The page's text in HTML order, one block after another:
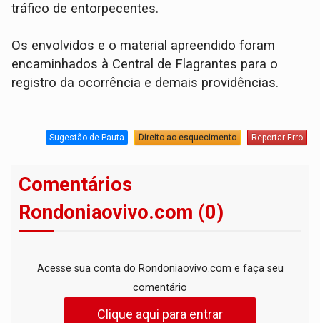
tráfico de entorpecentes.
Os envolvidos e o material apreendido foram
encaminhados à Central de Flagrantes para o
registro da ocorrência e demais providências.
Sugestão de Pauta Direito ao esquecimento Reportar Erro
Comentários
Rondoniaovivo.com (0)
Acesse sua conta do Rondoniaovivo.com e faça seu
comentário
Clique aqui para entrar